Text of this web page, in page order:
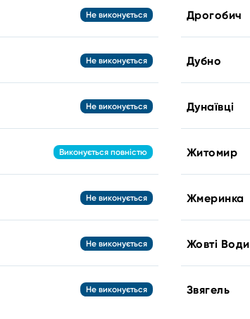
Не виконується
Не виконується
Не виконується
Виконується повністю
Не виконується
Не виконується
Не виконується
Дрогобич
Дубно
Дунаївці
Житомир
Жмеринка
Жовті Води
Звягель